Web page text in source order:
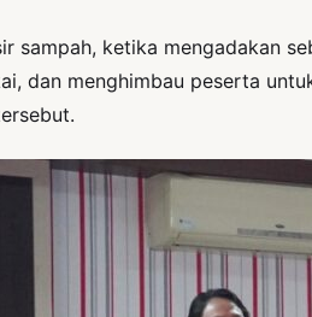
sampah, ketika mengadakan
dan menghimbau peserta